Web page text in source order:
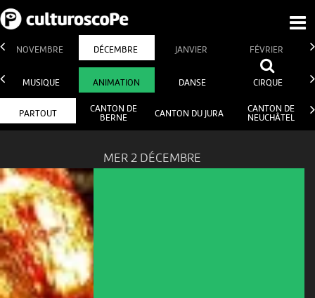
NOVEMBRE DÉCEMBRE JANVIER FÉVRIER
MUSIQUE ANIMATION DANSE CIRQUE
PARTOUT
CANTON DE
BERNE
CANTON DU JURA
CANTON DE
NEUCHÂTEL
MER 2 DÉCEMBRE